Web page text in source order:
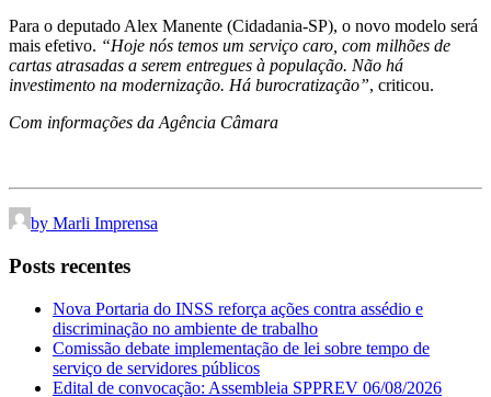
Para o deputado Alex Manente (Cidadania-SP), o novo modelo será
mais efetivo. “Hoje nós temos um serviço caro, com milhões de
cartas atrasadas a serem entregues à população. Não há
investimento na modernização. Há burocratização”, criticou.
Com informações da Agência Câmara
by Marli Imprensa
Posts recentes
Nova Portaria do INSS reforça ações contra assédio e
discriminação no ambiente de trabalho
Comissão debate implementação de lei sobre tempo de
serviço de servidores públicos
Edital de convocação: Assembleia SPPREV 06/08/2026